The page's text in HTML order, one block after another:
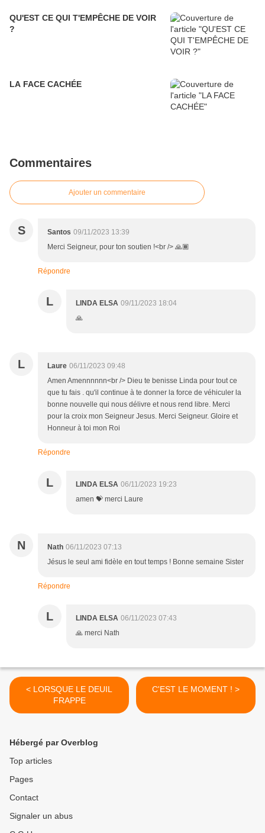
QU'EST CE QUI T'EMPÊCHE DE VOIR
?
LA FACE CACHÉE
Commentaires
Ajouter un commentaire
S Santos 09/11/2023 13:39
Merci Seigneur, pour ton soutien !<br /> 🙏🏾
Répondre
L LINDA ELSA 09/11/2023 18:04
🙏
L Laure 06/11/2023 09:48
Amen Amennnnnn<br /> Dieu te benisse Linda pour tout ce
que tu fais . qu'il continue à te donner la force de véhiculer la
bonne nouvelle qui nous délivre et nous rend libre. Merci
pour la croix mon Seigneur Jesus. Merci Seigneur. Gloire et
Honneur à toi mon Roi
Répondre
L LINDA ELSA 06/11/2023 19:23
amen 💝 merci Laure
N Nath 06/11/2023 07:13
Jésus le seul ami fidèle en tout temps ! Bonne semaine Sister
Répondre
L LINDA ELSA 06/11/2023 07:43
🙏 merci Nath
< LORSQUE LE DEUIL
FRAPPE
C'EST LE MOMENT ! >
Hébergé par Overblog
Top articles
Pages
Contact
Signaler un abus